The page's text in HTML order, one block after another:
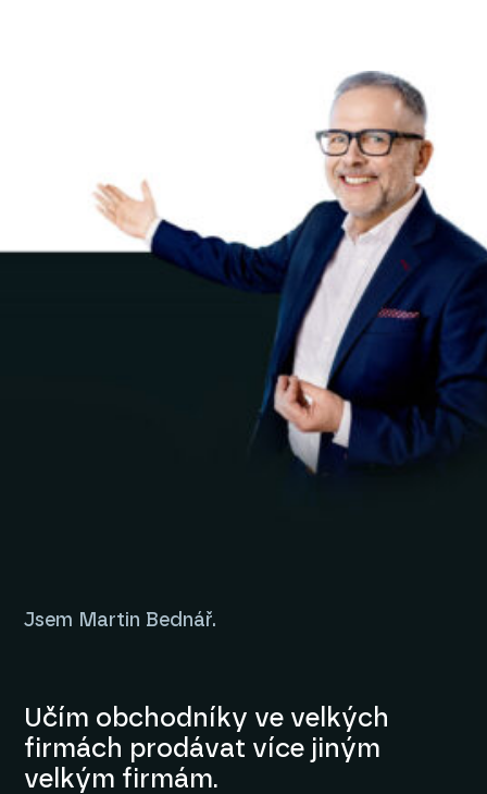
Jsem Martin Bednář.
Učím obchodníky ve velkých
firmách prodávat více jiným
velkým firmám.